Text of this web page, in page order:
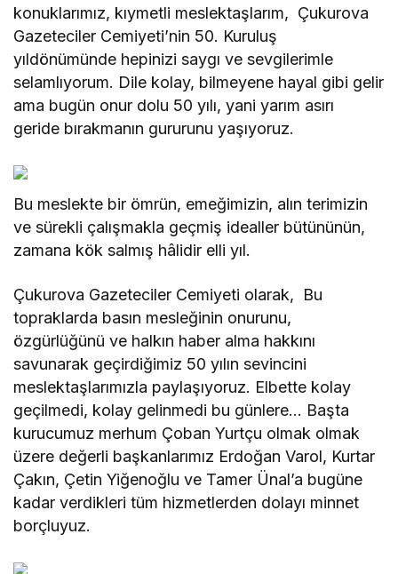
konuklarımız, kıymetli meslektaşlarım, Çukurova
Gazeteciler Cemiyeti’nin 50. Kuruluş
yıldönümünde hepinizi saygı ve sevgilerimle
selamlıyorum. Dile kolay, bilmeyene hayal gibi gelir
ama bugün onur dolu 50 yılı, yani yarım asırı
geride bırakmanın gururunu yaşıyoruz.
Bu meslekte bir ömrün, emeğimizin, alın terimizin
ve sürekli çalışmakla geçmiş idealler bütününün,
zamana kök salmış hâlidir elli yıl.
Çukurova Gazeteciler Cemiyeti olarak, Bu
topraklarda basın mesleğinin onurunu,
özgürlüğünü ve halkın haber alma hakkını
savunarak geçirdiğimiz 50 yılın sevincini
meslektaşlarımızla paylaşıyoruz. Elbette kolay
geçilmedi, kolay gelinmedi bu günlere… Başta
kurucumuz merhum Çoban Yurtçu olmak olmak
üzere değerli başkanlarımız Erdoğan Varol, Kurtar
Çakın, Çetin Yiğenoğlu ve Tamer Ünal’a bugüne
kadar verdikleri tüm hizmetlerden dolayı minnet
borçluyuz.